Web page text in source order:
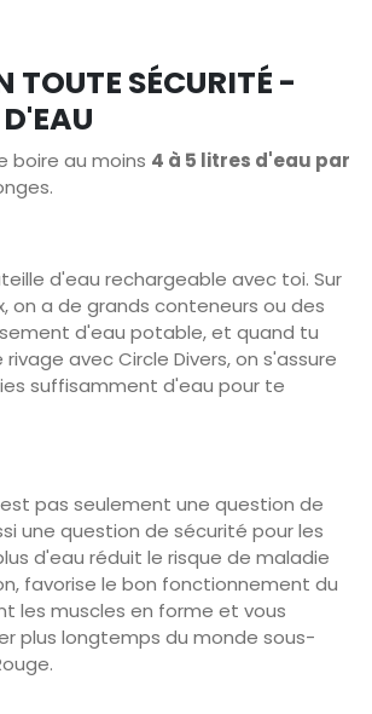
TOUTE SÉCURITÉ -
boire au moins 4 à 5 litres d'eau par
d'eau rechargeable avec toi. Sur
on a de grands conteneurs ou des
d'eau potable, et quand tu
avec Circle Divers, on s'assure
suffisamment d'eau pour te
pas seulement une question de
une question de sécurité pour les
d'eau réduit le risque de maladie
favorise le bon fonctionnement du
les muscles en forme et vous
plus longtemps du monde sous-